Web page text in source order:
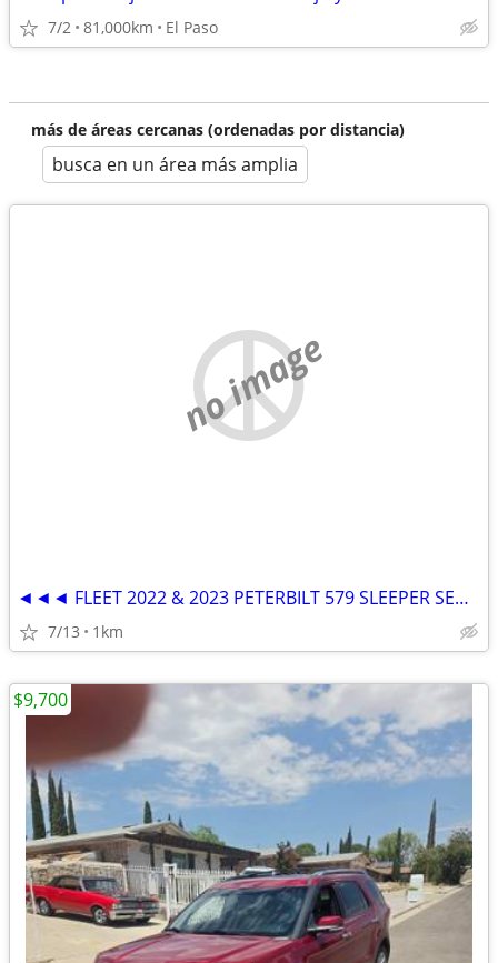
7/2 81,000km El Paso
más de áreas cercanas (ordenadas por distancia)
busca en un área más amplia
no image
◄◄◄ FLEET 2022 & 2023 PETERBILT 579 SLEEPER SEMI TRUCKS ►►►
7/13 1km
$9,700